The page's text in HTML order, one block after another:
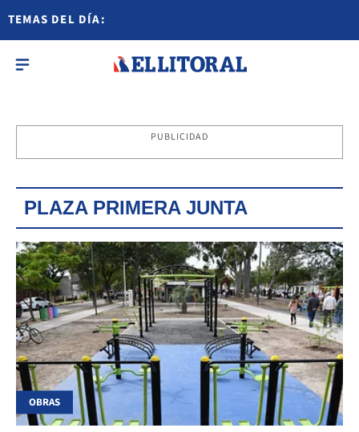
TEMAS DEL DÍA:
PUBLICIDAD
PLAZA PRIMERA JUNTA
OBRAS